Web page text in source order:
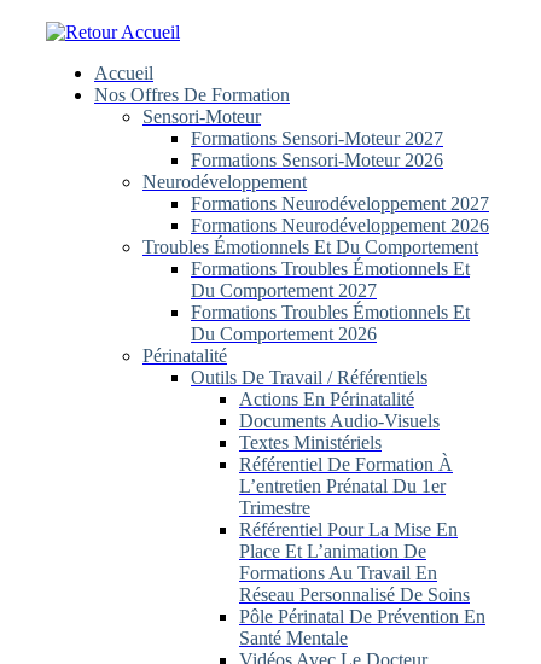
Accueil
Nos Offres De Formation
Sensori-Moteur
Formations Sensori-Moteur 2027
Formations Sensori-Moteur 2026
Neurodéveloppement
Formations Neurodéveloppement 2027
Formations Neurodéveloppement 2026
Troubles Émotionnels Et Du Comportement
Formations Troubles Émotionnels Et
Du Comportement 2027
Formations Troubles Émotionnels Et
Du Comportement 2026
Périnatalité
Outils De Travail / Référentiels
Actions En Périnatalité
Documents Audio-Visuels
Textes Ministériels
Référentiel De Formation À
L’entretien Prénatal Du 1er
Trimestre
Référentiel Pour La Mise En
Place Et L’animation De
Formations Au Travail En
Réseau Personnalisé De Soins
Pôle Périnatal De Prévention En
Santé Mentale
Vidéos Avec Le Docteur